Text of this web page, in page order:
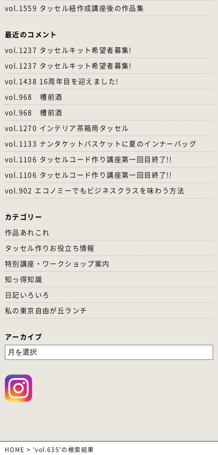
vol.1559 タッセル紐作成講座後の作品集
最近のコメント
vol.1237 タッセルキット希望者募集!
vol.1237 タッセルキット希望者募集!
vol.1438 16周年目を迎えました!
vol.968 槽前酒
vol.968 槽前酒
vol.1270 インテリア茶箱用タッセル
vol.1133 ナンタケットバスケットに夏のインナーバッグ
vol.1106 タッセルコード作り講座第一回目終了!!
vol.1106 タッセルコード作り講座第一回目終了!!
vol.902 エコノミーでもビジネスクラスを味わう方法
カテゴリー
作品あれこれ
タッセル作りお役立ち情報
特別講座・ワークショップ案内
知っ得知識
日記いろいろ
私の東京自由が丘ランチ
アーカイブ
HOME > 'vol.635'の検索結果